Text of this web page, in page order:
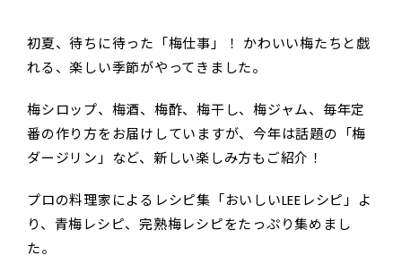
初夏、待ちに待った「梅仕事」！ かわいい梅たちと戯
れる、楽しい季節がやってきました。
梅シロップ、梅酒、梅酢、梅干し、梅ジャム、毎年定
番の作り方をお届けしていますが、今年は話題の「梅
ダージリン」など、新しい楽しみ方もご紹介！
プロの料理家によるレシピ集「おいしいLEEレシピ」よ
り、青梅レシピ、完熟梅レシピをたっぷり集めまし
た。